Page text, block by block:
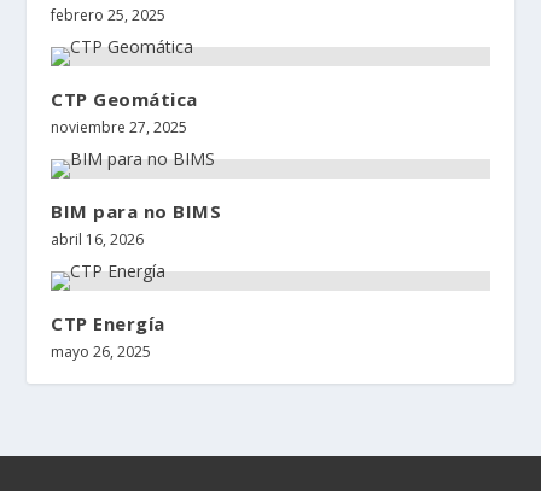
febrero 25, 2025
CTP Geomática
noviembre 27, 2025
BIM para no BIMS
abril 16, 2026
CTP Energía
mayo 26, 2025